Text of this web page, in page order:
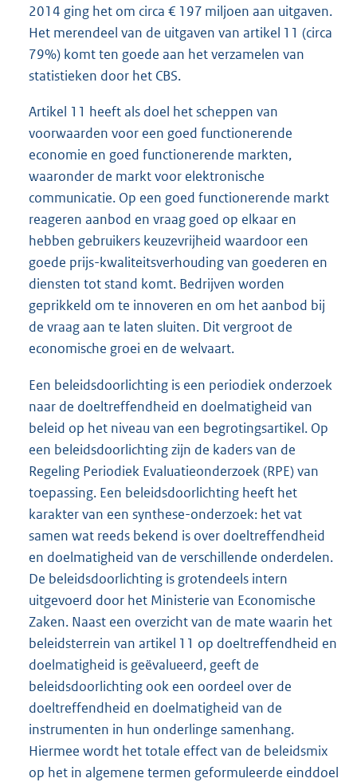
2014 ging het om circa € 197 miljoen aan uitgaven.
Het merendeel van de uitgaven van artikel 11 (circa
79%) komt ten goede aan het verzamelen van
statistieken door het CBS.
Artikel 11 heeft als doel het scheppen van
voorwaarden voor een goed functionerende
economie en goed functionerende markten,
waaronder de markt voor elektronische
communicatie. Op een goed functionerende markt
reageren aanbod en vraag goed op elkaar en
hebben gebruikers keuzevrijheid waardoor een
goede prijs-kwaliteitsverhouding van goederen en
diensten tot stand komt. Bedrijven worden
geprikkeld om te innoveren en om het aanbod bij
de vraag aan te laten sluiten. Dit vergroot de
economische groei en de welvaart.
Een beleidsdoorlichting is een periodiek onderzoek
naar de doeltreffendheid en doelmatigheid van
beleid op het niveau van een begrotingsartikel. Op
een beleidsdoorlichting zijn de kaders van de
Regeling Periodiek Evaluatieonderzoek (RPE) van
toepassing. Een beleidsdoorlichting heeft het
karakter van een synthese-onderzoek: het vat
samen wat reeds bekend is over doeltreffendheid
en doelmatigheid van de verschillende onderdelen.
De beleidsdoorlichting is grotendeels intern
uitgevoerd door het Ministerie van Economische
Zaken. Naast een overzicht van de mate waarin het
beleidsterrein van artikel 11 op doeltreffendheid en
doelmatigheid is geëvalueerd, geeft de
beleidsdoorlichting ook een oordeel over de
doeltreffendheid en doelmatigheid van de
instrumenten in hun onderlinge samenhang.
Hiermee wordt het totale effect van de beleidsmix
op het in algemene termen geformuleerde einddoel